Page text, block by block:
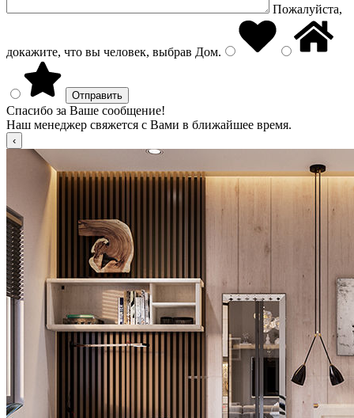
Пожалуйста,
докажите, что вы человек, выбрав Дом.
Спасибо за Ваше сообщение!
Наш менеджер свяжется с Вами в ближайшее время.